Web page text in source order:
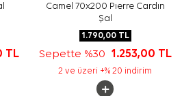
TL
Camel 70x200 Pıerre Cardın
Şal
1.790,00TL
Sepette %30 1.253,00 TL
2 ve üzeri +% 20 indirim